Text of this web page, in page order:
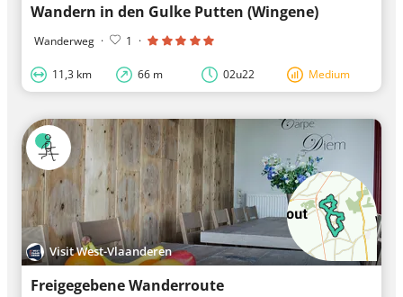
Wandern in den Gulke Putten (Wingene)
Wanderweg · 1 ·
11,3 km 66 m 02u22 Medium
Visit West-Vlaanderen
Freigegebene Wanderroute